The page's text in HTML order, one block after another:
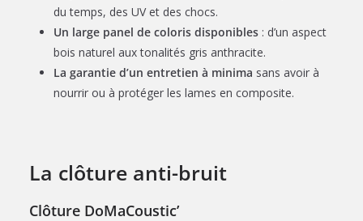
du temps, des UV et des chocs.
Un large panel de coloris disponibles : d’un aspect
bois naturel aux tonalités gris anthracite.
La garantie d’un entretien à minima sans avoir à
nourrir ou à protéger les lames en composite.
La clôture anti-bruit
Clôture DoMaCoustic’